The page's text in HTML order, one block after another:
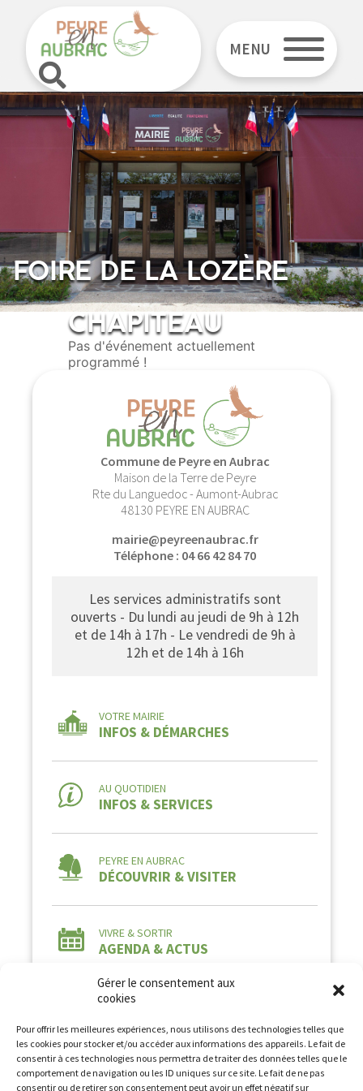
Gérer le consentement aux
cookies
Pour offrir les meilleures expériences, nous utilisons des technologies telles que
les cookies pour stocker et/ou accéder aux informations des appareils. Le fait de
consentir à ces technologies nous permettra de traiter des données telles que le
comportement de navigation ou les ID uniques sur ce site. Le fait de ne pas
consentir ou de retirer son consentement peut avoir un effet négatif sur
MENU
FOIRE DE LA LOZÈRE
CHAPITEAU
Pas d'événement actuellement
programmé !
Les services administratifs sont
ouverts - Du lundi au jeudi de 9h à 12h
et de 14h à 17h - Le vendredi de 9h à
12h et de 14h à 16h
Commune de Peyre en Aubrac
Maison de la Terre de Peyre
Rte du Languedoc - Aumont-Aubrac
48130 PEYRE EN AUBRAC
mairie@peyreenaubrac.fr
Téléphone : 04 66 42 84 70
VOTRE MAIRIE
INFOS & DÉMARCHES
AU QUOTIDIEN
INFOS & SERVICES
PEYRE EN AUBRAC
DÉCOUVRIR & VISITER
VIVRE & SORTIR
AGENDA & ACTUS
Tous droits réservés à la Commune de Peyre en